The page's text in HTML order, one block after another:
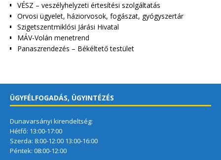
VÉSZ – veszélyhelyzeti értesítési szolgáltatás
Orvosi ügyelet, háziorvosok, fogászat, gyógyszertár
Szigetszentmiklósi Járási Hivatal
MÁV-Volán menetrend
Panaszrendezés – Békéltető testület
ÜGYFÉLFOGADÁS, ÜGYINTÉZÉS
Dunavarsányi kirendeltség:
Hétfő: 13:00-17:00
Szerda: 8:00-12:00 13:00-16:00
Péntek: 08:00-12:00